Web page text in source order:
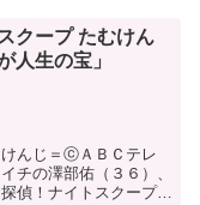
クープ たむけん
人生の宝」
けんじ＝ⓒＡＢＣテレ
チの澤部佑（３６）、
偵！ナイトスクープ」